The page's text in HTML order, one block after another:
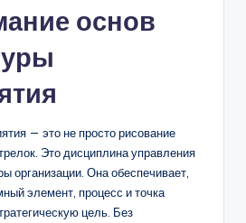
основ
— это не просто рисование
Это дисциплина управления
организации. Она обеспечивает,
элемент, процесс и точка
цель. Без